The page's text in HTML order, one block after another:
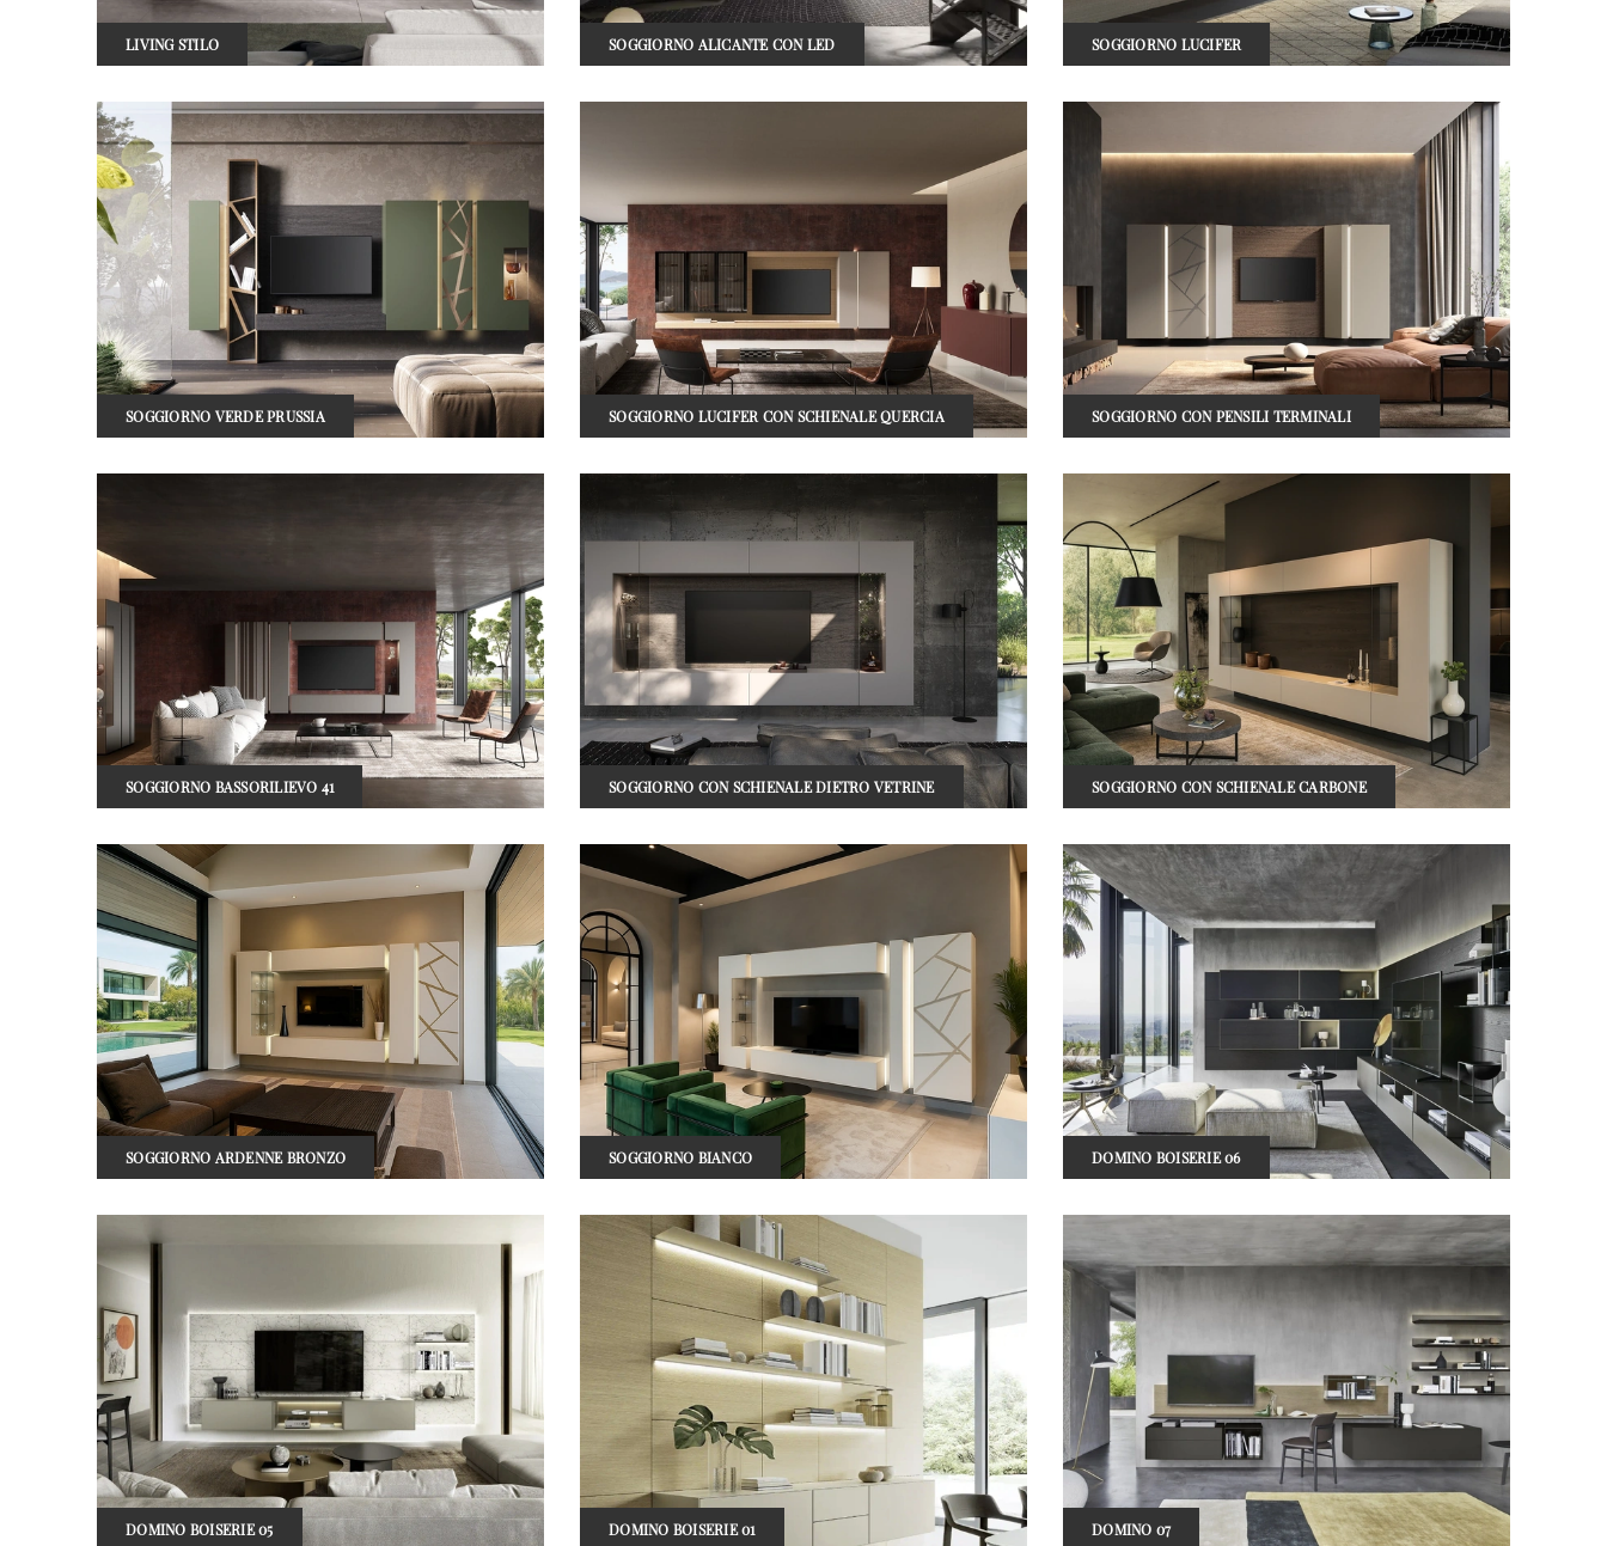
LIVING STILO SOGGIORNO ALICANTE CON LED SOGGIORNO LUCIFER
SOGGIORNO VERDE PRUSSIA SOGGIORNO LUCIFER CON SCHIENALE QUERCIA SOGGIORNO CON PENSILI TERMINALI
SOGGIORNO BASSORILIEVO 41 SOGGIORNO CON SCHIENALE DIETRO VETRINE SOGGIORNO CON SCHIENALE CARBONE
SOGGIORNO ARDENNE BRONZO SOGGIORNO BIANCO DOMINO BOISERIE 06
DOMINO BOISERIE 05 DOMINO BOISERIE 01 DOMINO 07